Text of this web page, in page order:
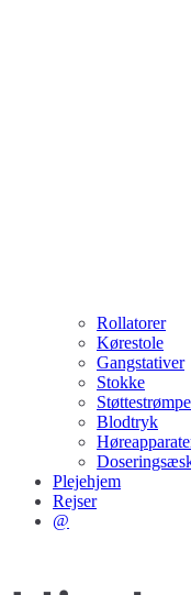
Rollatorer
Kørestole
Gangstativer
Stokke
Blodtryk
Plejehjem
Rejser
@